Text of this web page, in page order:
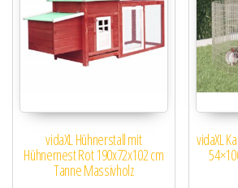
vidaXL Hühnerstall mit
Hühnernest Rot 190x72x102 cm
Tanne Massivholz
vidaXL